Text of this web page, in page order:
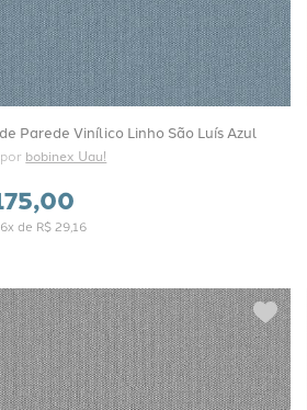
Parede Vinílico Linho São Luís Azul
bobinex Uau!
,00
6x de R$ 29,16